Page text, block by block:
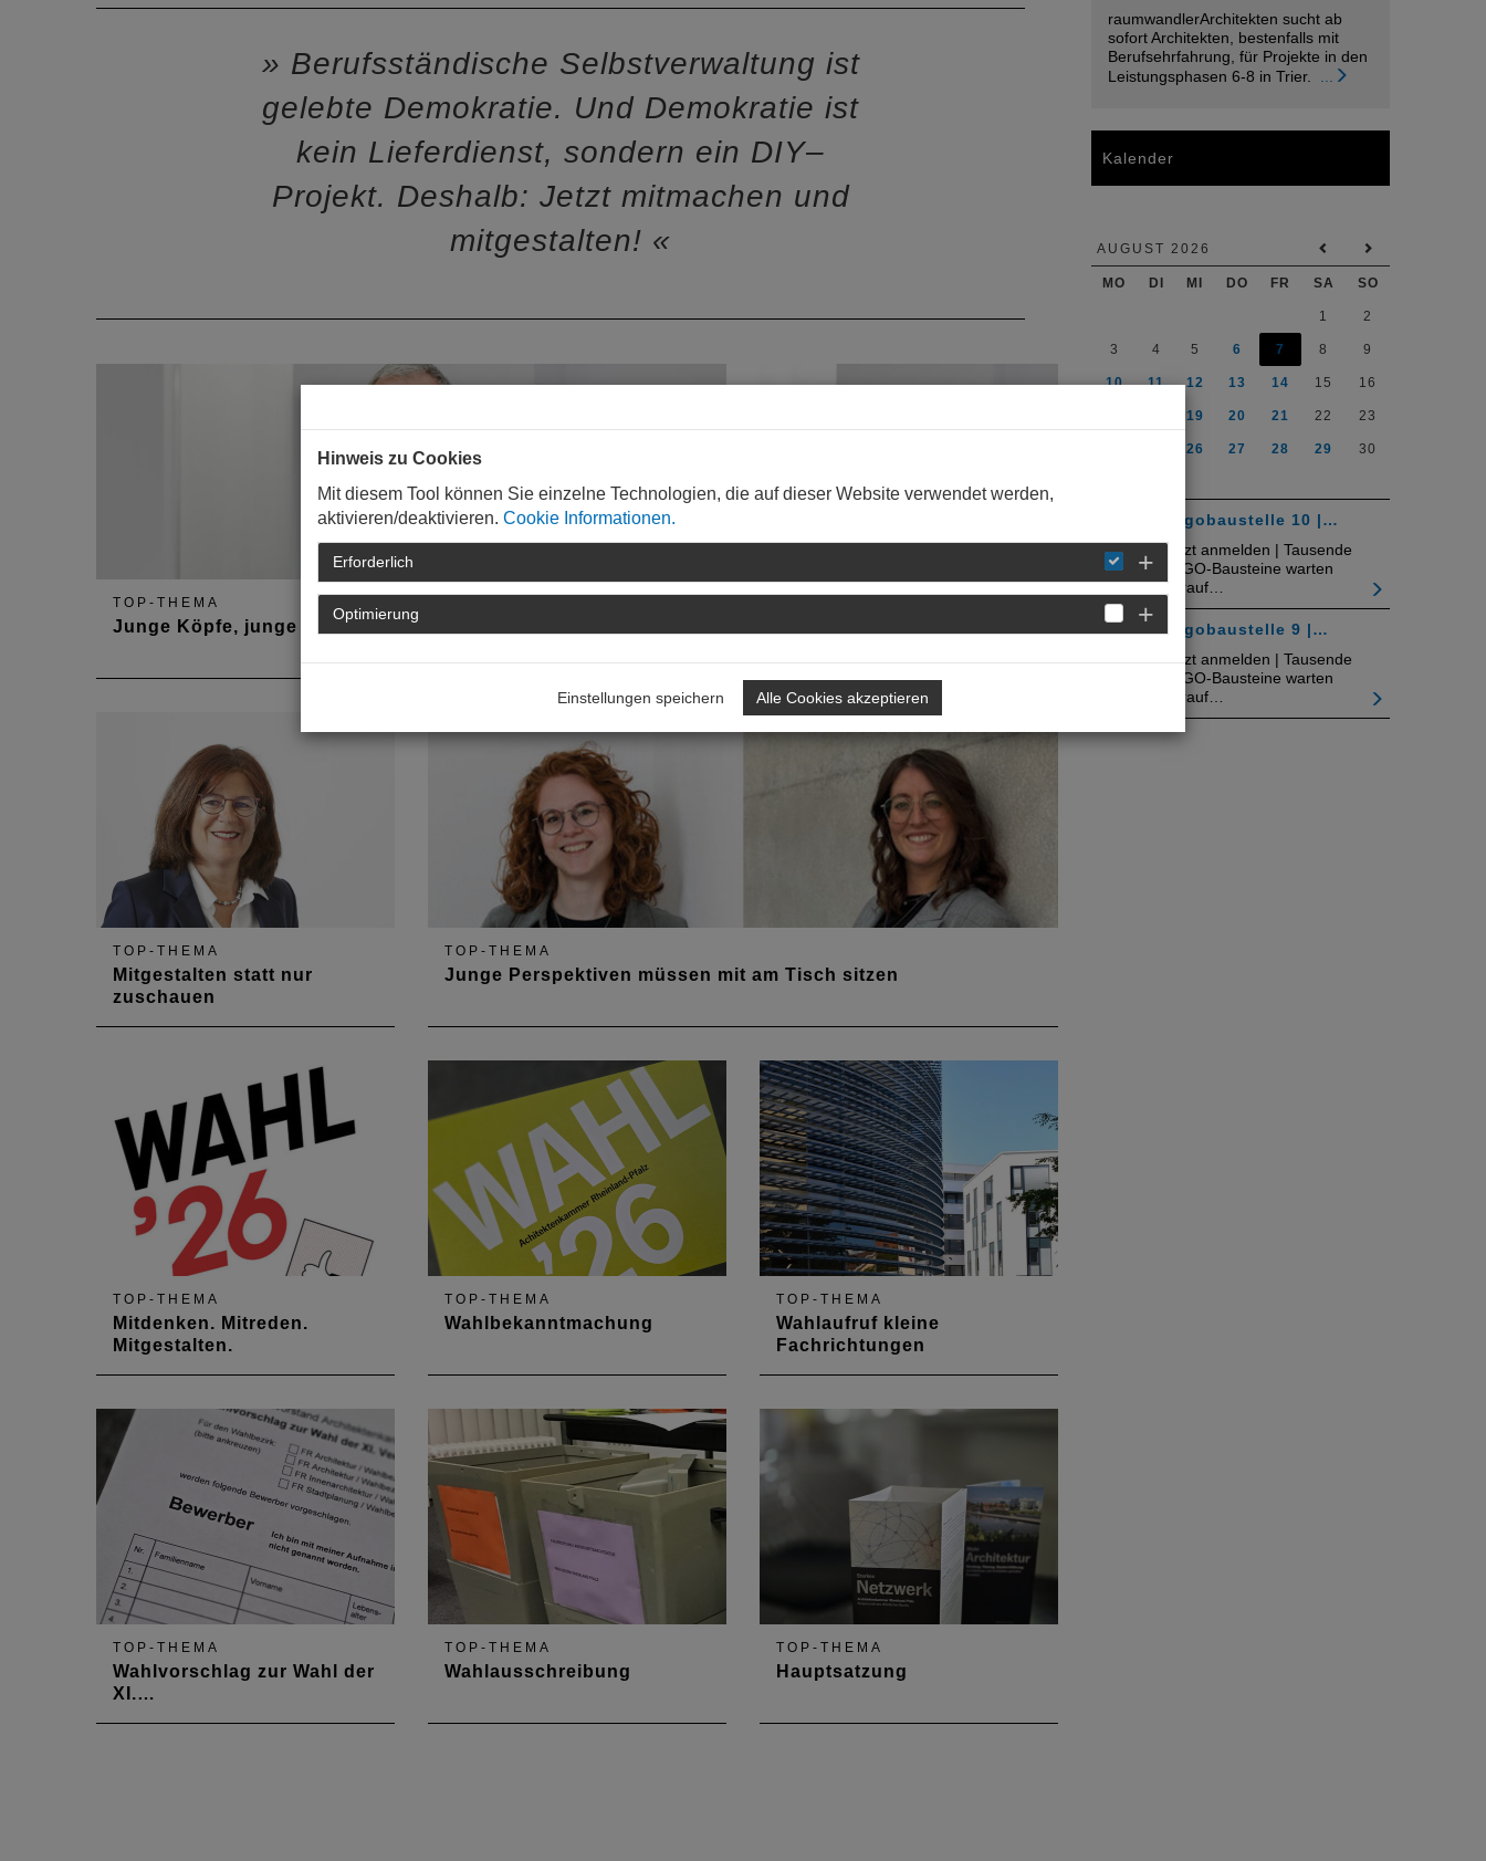
Berufsständische Selbstverwaltung ist
gelebte Demokratie. Und Demokratie ist
kein Lieferdienst, sondern ein DIY–
Projekt. Deshalb: Jetzt mitmachen und
mitgestalten!
TOP-THEMA
Junge Köpfe, junge Ideen...
TOP-THEMA
Mitgestalten statt nur
zuschauen
TOP-THEMA
Junge Perspektiven müssen mit am Tisch sitzen
TOP-THEMA
Mitdenken. Mitreden.
Mitgestalten.
TOP-THEMA
Wahlbekanntmachung
TOP-THEMA
Wahlaufruf kleine
Fachrichtungen
TOP-THEMA
Wahlvorschlag zur Wahl der
XI.…
TOP-THEMA
Wahlausschreibung
TOP-THEMA
Hauptsatzung
raumwandlerArchitekten sucht ab
sofort Architekten, bestenfalls mit
Berufsehrfahrung, für Projekte in den
Leistungsphasen 6-8 in Trier.
Kalender
AUGUST 2026
MO DI MI DO FR SA SO
1 2
3 4 5 6 7 8 9
10 11 12 13 14 15 16
19 20 21 22 23
26 27 28 29 30
Legobaustelle 10 |…
Jetzt anmelden | Tausende
LEGO-Bausteine warten
darauf…
Legobaustelle 9 |…
Jetzt anmelden | Tausende
LEGO-Bausteine warten
darauf…
Hinweis zu Cookies
Mit diesem Tool können Sie einzelne Technologien, die auf dieser Website verwendet werden,
aktivieren/deaktivieren. Cookie Informationen.
Erforderlich
Optimierung
Einstellungen speichern Alle Cookies akzeptieren